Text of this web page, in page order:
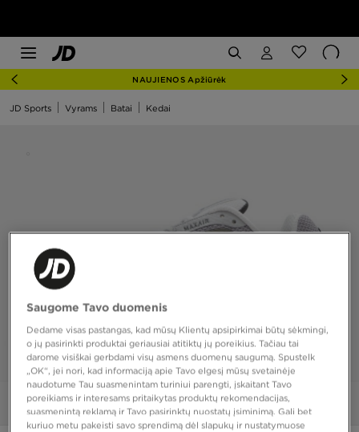
NAUJIENOS Apžiūrėk
JD Sports Vyrams Batai Kedai
Nuotraukos 360°
Saugome Tavo duomenis
Dedame visas pastangas, kad mūsų Klientų apsipirkimai būtų sėkmingi,
o jų pasirinkti produktai geriausiai atitiktų jų poreikius. Tačiau tai
darome visiškai gerbdami visų asmens duomenų saugumą. Spustelk
„OK“, jei nori, kad informaciją apie Tavo elgesį mūsų svetainėje
naudotume Tau suasmenintam turiniui parengti, įskaitant Tavo
poreikiams ir interesams pritaikytas produktų rekomendacijas,
suasmenintą reklamą ir Tavo pasirinktų nuostatų įsiminimą. Gali bet
kuriuo metu pakeisti savo sprendimą dėl slapukų ir nustatymuose